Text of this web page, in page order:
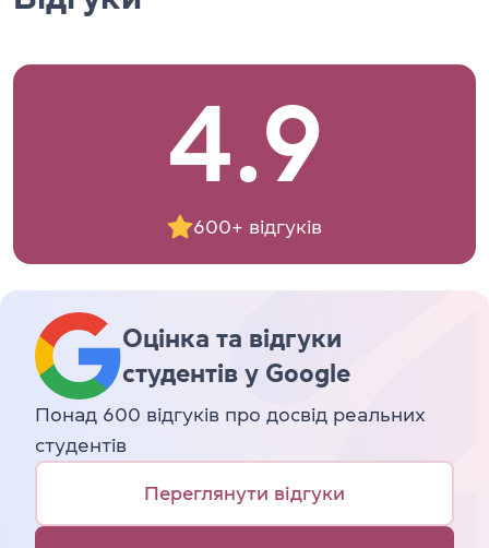
4.9
600+ відгуків
Оцінка та відгуки
студентів у Google
Понад 600 відгуків про досвід реальних
студентів
Переглянути відгуки